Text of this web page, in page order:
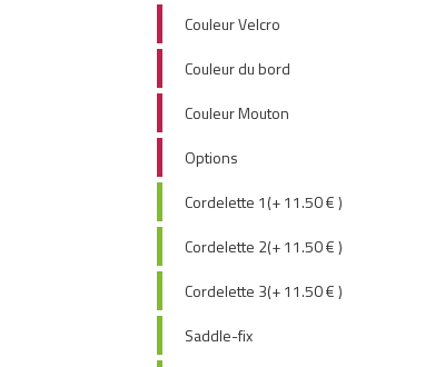
Couleur Velcro
Couleur du bord
Couleur Mouton
Options
Cordelette 1(+ 11.50 € )
Cordelette 2(+ 11.50 € )
Cordelette 3(+ 11.50 € )
Saddle-fix